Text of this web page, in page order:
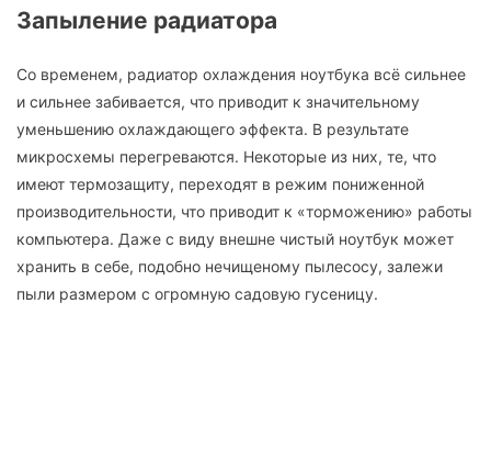
Запыление радиатора
Со временем, радиатор охлаждения ноутбука всё сильнее
и сильнее забивается, что приводит к значительному
уменьшению охлаждающего эффекта. В результате
микросхемы перегреваются. Некоторые из них, те, что
имеют термозащиту, переходят в режим пониженной
производительности, что приводит к «торможению» работы
компьютера. Даже с виду внешне чистый ноутбук может
хранить в себе, подобно нечищеному пылесосу, залежи
пыли размером с огромную садовую гусеницу.